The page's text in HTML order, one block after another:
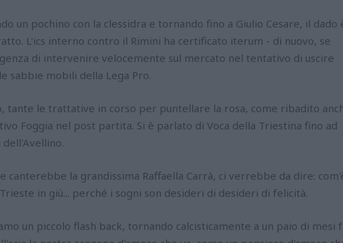
un pochino con la clessidra e tornando fino a Giulio Cesare, il dado
L'ics interno contro il Rimini ha certificato iterum - di nuovo, se
di intervenire velocemente sul mercato nel tentativo di uscire
sabbie mobili della Lega Pro.
tante le trattative in corso per puntellare la rosa, come ribadito
Foggia nel post partita. Si è parlato di Voca della Triestina fino ad
canterebbe la grandissima Raffaella Carrà, ci verrebbe da dire:
in giù... perché i sogni son desideri di desideri di felicità.
un piccolo flash back, tornando calcisticamente a un paio di mesi